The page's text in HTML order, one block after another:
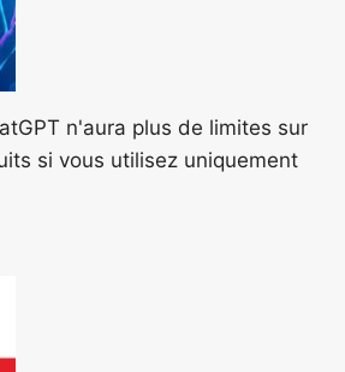
n'aura plus de limites sur
si vous utilisez uniquement